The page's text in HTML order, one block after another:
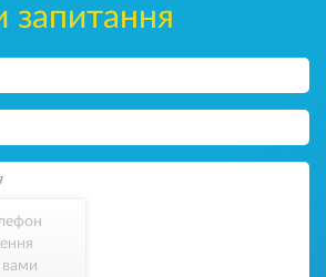
запитання
вами